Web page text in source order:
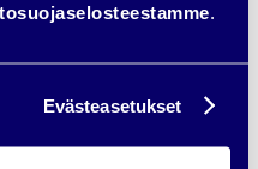
.
Evästeasetukset
kertoo, mihin aiheisiin